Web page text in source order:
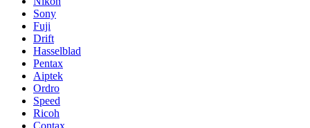
Sony
Fuji
Drift
Hasselblad
Pentax
Aiptek
Ordro
Speed
Ricoh
Contax